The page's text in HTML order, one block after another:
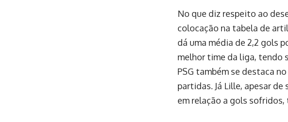
No que diz respeito ao
colocação na tabela de
dá uma média de 2,2 gols
melhor time da liga, tendo
PSG também se destaca
partidas. Já Lille, apesar
em relação a gols